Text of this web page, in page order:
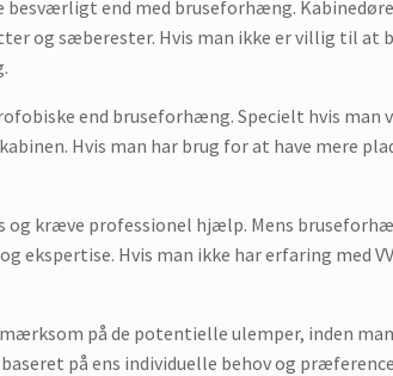
end med bruseforhæng.
og sæberester. Hvis man ikke er villig til at
end bruseforhæng. Specielt hvis
Hvis man har brug for at have mere
kræve professionel hjælp. Mens
Hvis man ikke har erfaring med
på de potentielle ulemper, inden
på ens individuelle behov og